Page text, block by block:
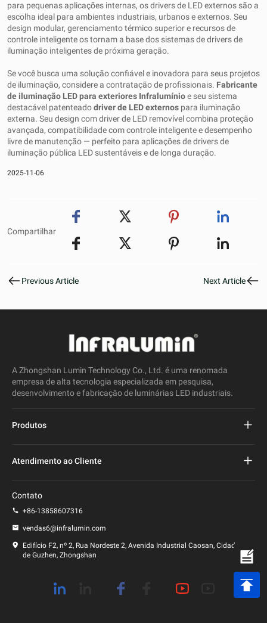
para pequenas aplicações internas, os drivers de LED externos são a
escolha ideal para ambientes industriais, urbanos e externos. Seu
design modular, gerenciamento térmico superior e recursos de
controle inteligente os tornam a base dos sistemas de drivers de
iluminação inteligentes de próxima geração.
Se você busca uma solução confiável e inovadora para seus projetos
de iluminação, considere a contratação de profissionais. Fabricante
de iluminação LED para exteriores Infralumínioe seu sistema
destacável patenteadodriver de LED externos para iluminação
externa. Seu design com driver de LED removível combina proteção
avançada, compatibilidade com controle inteligente e desempenho
livre de manutenção — perfeito para aplicações de drivers de
iluminação pública LED sustentáveis ​​e de longa duração.
2025-11-06
Compartilhar
Previous Article Next Article
A Zhongshan Lumin Technology Co., Ltd. é uma renomada
empresa de alta tecnologia especializada em pesquisa,
desenvolvimento e fabricação de luminárias LED industriais.
Produtos
Poste de luz LED
Atendimento ao Cliente
política de Privacidade
Contato
+86-13858607316
vendas6@infralumin.com
Edifício F2, nº 2, Rua Nordeste 2, Avenida Industrial Caosan, Cidade
de Guzhen, Zhongshan